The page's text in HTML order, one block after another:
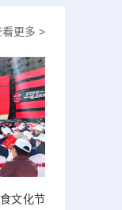
看更多 >
文化节